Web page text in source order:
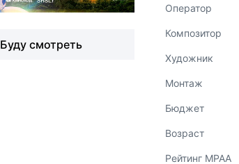
Буду смотреть
Оператор
Композитор
Художник
Монтаж
Бюджет
Возраст
Рейтинг MPAA